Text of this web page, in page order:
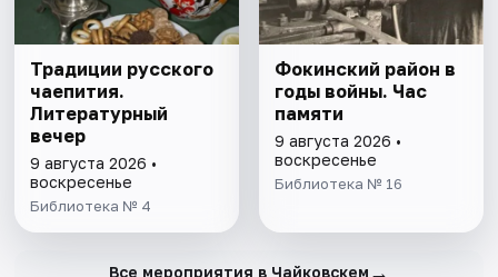
Традиции русского
чаепития.
Литературный
вечер
9 августа 2026 •
воскресенье
Библиотека № 4
Фокинский район в
годы войны. Час
памяти
9 августа 2026 •
воскресенье
Библиотека № 16
Все мероприятия в Чайковскем →